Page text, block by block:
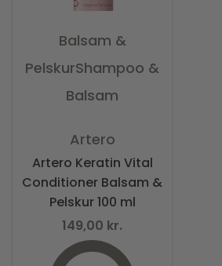
Balsam &
PelskurShampoo &
Balsam
Artero
Artero Keratin Vital
Conditioner Balsam &
Pelskur 100 ml
149,00 kr.